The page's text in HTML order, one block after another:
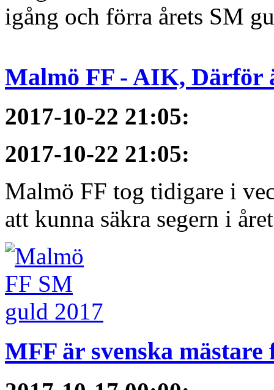
igång och förra årets SM
Malmö FF - AIK, Därför
2017-10-22 21:05:
2017-10-22 21:05:
Malmö FF tog tidigare i
att kunna säkra segern i
MFF är svenska mästare